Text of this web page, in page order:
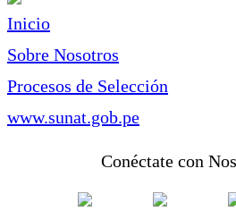
Inicio
Sobre Nosotros
Procesos de Selección
www.sunat.gob.pe
Conéctate con